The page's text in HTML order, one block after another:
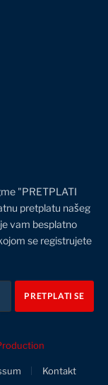
"PRETPLATI
pretplatu našeg
vam besplatno
se registrujete
Kontakt